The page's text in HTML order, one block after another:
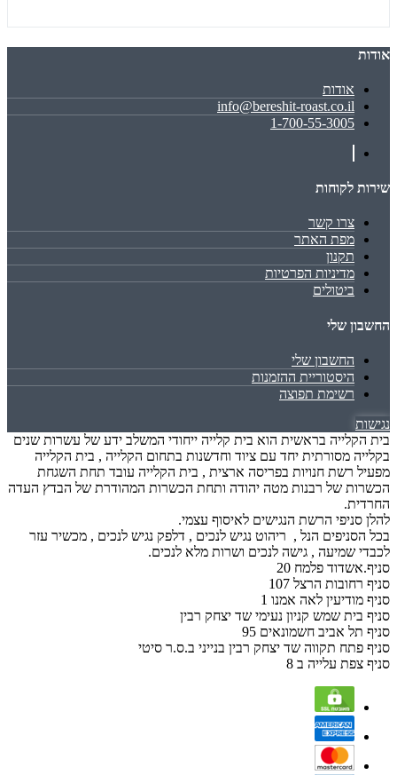
אודות
אודות
info@bereshit-roast.co.il
1-700-55-3005
שירות לקוחות
צרו קשר
מפת האתר
תקנון
מדיניות הפרטיות
ביטולים
החשבון שלי
החשבון שלי
היסטוריית ההזמנות
רשימת תפוצה
נגישות
בית הקלייה בראשית הוא בית קלייה ייחודי המשלב ידע של עשרות שנים
בקלייה מסורתית יחד עם ציוד וחדשנות בתחום הקלייה , בית הקלייה
מפעיל רשת חנויות בפריסה ארצית , בית הקלייה עובד תחת השגחת
הכשרות של רבנות מטה יהודה ותחת הכשרות המהודרת של הבדץ העדה
החרדית.
להלן סניפי הרשת הנגישים לאיסוף עצמי.
בכל הסניפים הנל , ריהוט נגיש לנכים , דלפק נגיש לנכים , מכשיר עזר
לכבדי שמיעה , גישה לנכים ושרות מלא לנכים.
סניף.אשדוד פלמח 20
סניף רחובות הרצל 107
סניף מודיעין לאה אמנו 1
סניף בית שמש קניון נעימי שד יצחק רבין
סניף תל אביב חשמונאים 95
סניף פתח תקווה שד יצחק רבין בנייני ב.ס.ר סיטי
סניף צפת עלייה ב 8